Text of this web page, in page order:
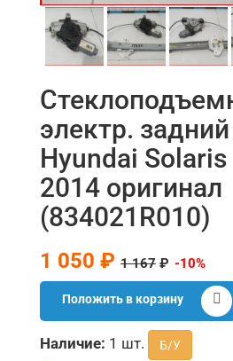
электр.
Hyundai
2014 оригинал
(834021R010)
1 050 ₽ 1 167 ₽ -10%
Положить в корзину
Наличие: 1 шт. Б/У